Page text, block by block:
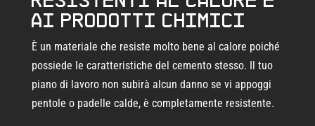
ai prodotti chimici
È un materiale che resiste molto bene al calore poiché
possiede le caratteristiche del cemento stesso. Il tuo
piano di lavoro non subirà alcun danno se vi appoggi
pentole o padelle calde, è completamente resistente.